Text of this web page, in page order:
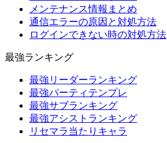
メンテナンス情報まとめ
通信エラーの原因と対処方法
ログインできない時の対処方法
最強ランキング
最強リーダーランキング
最強パーティテンプレ
最強サブランキング
最強アシストランキング
リセマラ当たりキャラ